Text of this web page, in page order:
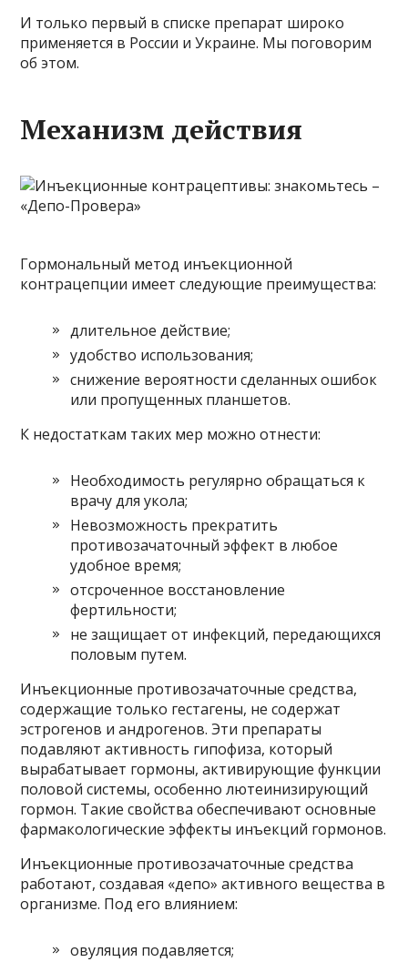
И только первый в списке препарат широко
применяется в России и Украине. Мы поговорим
об этом.
Механизм действия
Гормональный метод инъекционной
контрацепции имеет следующие преимущества:
длительное действие;
удобство использования;
снижение вероятности сделанных ошибок
или пропущенных планшетов.
К недостаткам таких мер можно отнести:
Необходимость регулярно обращаться к
врачу для укола;
Невозможность прекратить
противозачаточный эффект в любое
удобное время;
отсроченное восстановление
фертильности;
не защищает от инфекций, передающихся
половым путем.
Инъекционные противозачаточные средства,
содержащие только гестагены, не содержат
эстрогенов и андрогенов. Эти препараты
подавляют активность гипофиза, который
вырабатывает гормоны, активирующие функции
половой системы, особенно лютеинизирующий
гормон. Такие свойства обеспечивают основные
фармакологические эффекты инъекций гормонов.
Инъекционные противозачаточные средства
работают, создавая «депо» активного вещества в
организме. Под его влиянием:
овуляция подавляется;